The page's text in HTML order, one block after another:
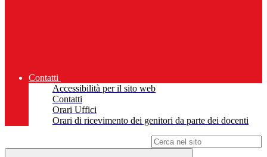
Contatti
Accessibilità per il sito web
Contatti
Orari Uffici
Orari di ricevimento dei genitori da parte dei docenti